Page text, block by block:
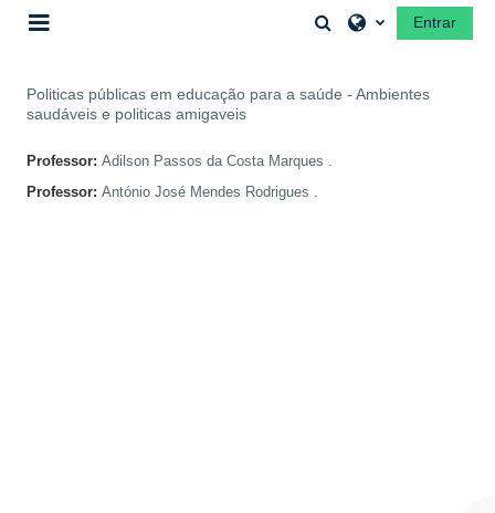
Alternar a entrada
Entrar
Politicas públicas em educação para a saúde - Ambientes
saudáveis e politicas amigaveis
Professor:Adilson Passos da Costa Marques .
Professor:António José Mendes Rodrigues .